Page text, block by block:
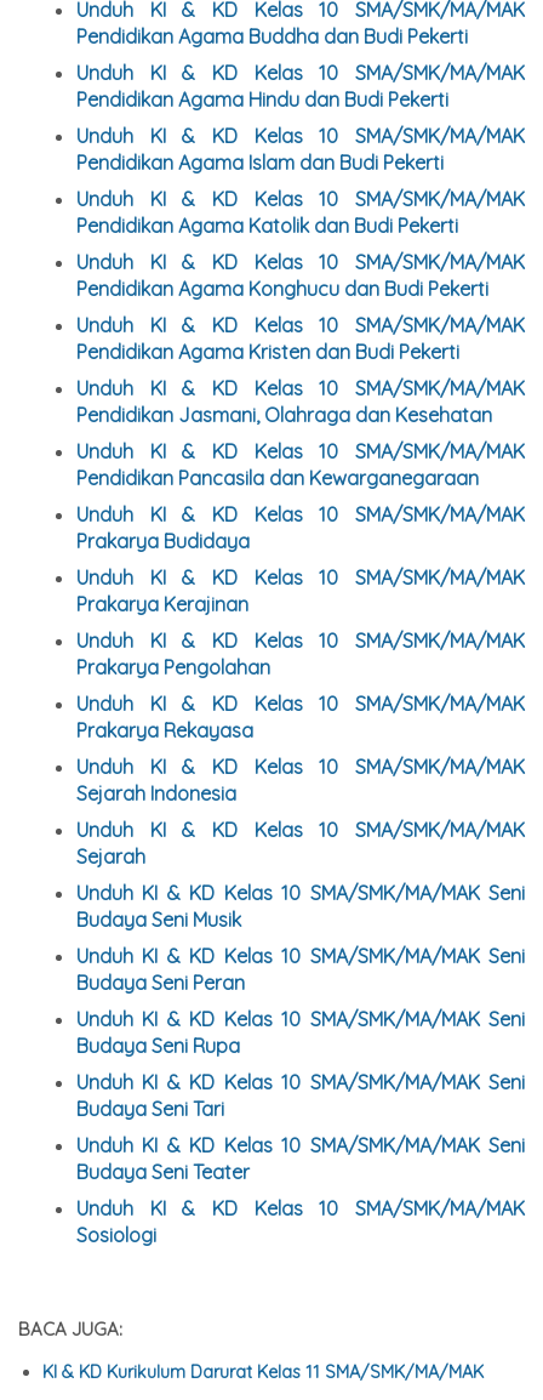
Unduh KI & KD Kelas 10 SMA/SMK/MA/MAK
Pendidikan Agama Buddha dan Budi Pekerti
Unduh KI & KD Kelas 10 SMA/SMK/MA/MAK
Pendidikan Agama Hindu dan Budi Pekerti
Unduh KI & KD Kelas 10 SMA/SMK/MA/MAK
Pendidikan Agama Islam dan Budi Pekerti
Unduh KI & KD Kelas 10 SMA/SMK/MA/MAK
Pendidikan Agama Katolik dan Budi Pekerti
Unduh KI & KD Kelas 10 SMA/SMK/MA/MAK
Pendidikan Agama Konghucu dan Budi Pekerti
Unduh KI & KD Kelas 10 SMA/SMK/MA/MAK
Pendidikan Agama Kristen dan Budi Pekerti
Unduh KI & KD Kelas 10 SMA/SMK/MA/MAK
Pendidikan Jasmani, Olahraga dan Kesehatan
Unduh KI & KD Kelas 10 SMA/SMK/MA/MAK
Pendidikan Pancasila dan Kewarganegaraan
Unduh KI & KD Kelas 10 SMA/SMK/MA/MAK
Prakarya Budidaya
Unduh KI & KD Kelas 10 SMA/SMK/MA/MAK
Prakarya Kerajinan
Unduh KI & KD Kelas 10 SMA/SMK/MA/MAK
Prakarya Pengolahan
Unduh KI & KD Kelas 10 SMA/SMK/MA/MAK
Prakarya Rekayasa
Unduh KI & KD Kelas 10 SMA/SMK/MA/MAK
Sejarah Indonesia
Unduh KI & KD Kelas 10 SMA/SMK/MA/MAK
Sejarah
Unduh KI & KD Kelas 10 SMA/SMK/MA/MAK Seni
Budaya Seni Musik
Unduh KI & KD Kelas 10 SMA/SMK/MA/MAK Seni
Budaya Seni Peran
Unduh KI & KD Kelas 10 SMA/SMK/MA/MAK Seni
Budaya Seni Rupa
Unduh KI & KD Kelas 10 SMA/SMK/MA/MAK Seni
Budaya Seni Tari
Unduh KI & KD Kelas 10 SMA/SMK/MA/MAK Seni
Budaya Seni Teater
Unduh KI & KD Kelas 10 SMA/SMK/MA/MAK
Sosiologi
BACA JUGA:
KI & KD Kurikulum Darurat Kelas 11 SMA/SMK/MA/MAK